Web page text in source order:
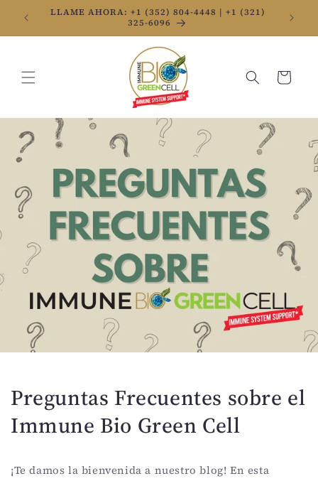
directamenteLLAME AHORA: +1 (352) 804-4448 | +1 (321)
325-6096
Carrito
Preguntas Frecuentes sobre el
Immune Bio Green Cell
¡Te damos la bienvenida a nuestro blog! En esta